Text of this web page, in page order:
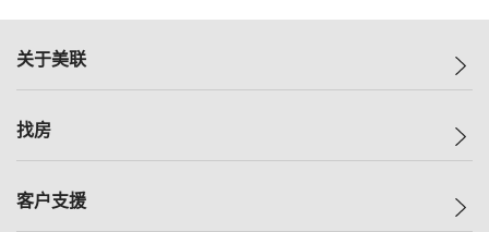
关于美联
美联集团
人才招募
找房
一手新房
客户支援